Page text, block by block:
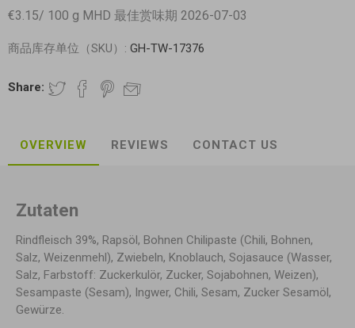
€3.15/ 100 g MHD 最佳赏味期 2026-07-03
商品库存单位（SKU）: GH-TW-17376
Share:
OVERVIEW REVIEWS CONTACT US
Zutaten
Rindfleisch 39%, Rapsöl, Bohnen Chilipaste (Chili, Bohnen,
Salz, Weizenmehl), Zwiebeln, Knoblauch, Sojasauce (Wasser,
Salz, Farbstoff: Zuckerkulör, Zucker, Sojabohnen, Weizen),
Sesampaste (Sesam), Ingwer, Chili, Sesam, Zucker Sesamöl,
Gewürze.